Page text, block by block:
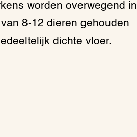
worden overwegend in
8-12 dieren gehouden
dichte vloer.